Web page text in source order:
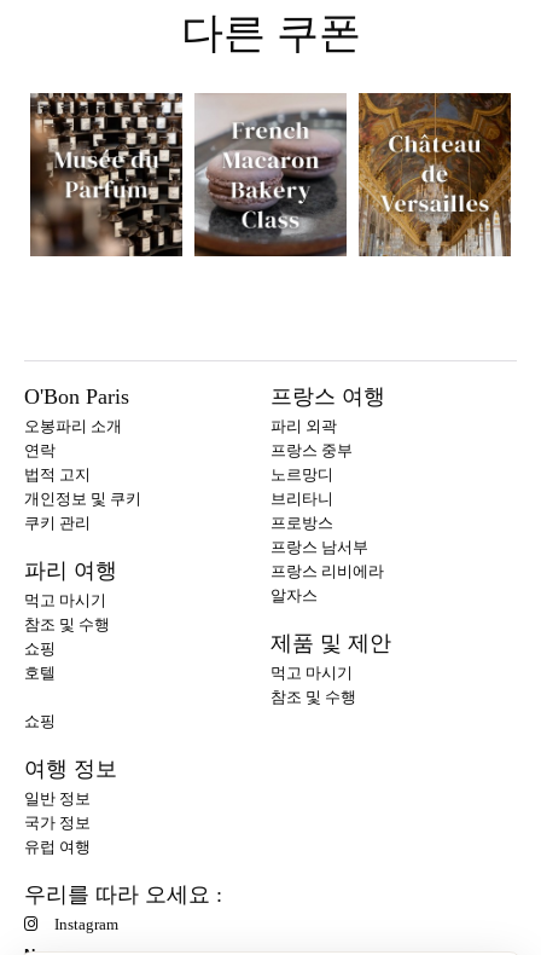
다른 쿠폰
O'Bon Paris
오봉파리 소개
연락
법적 고지
개인정보 및 쿠키
쿠키 관리
파리 여행
먹고 마시기
참조 및 수행
쇼핑
호텔
프랑스 여행
파리 외곽
프랑스 중부
노르망디
브리타니
프로방스
프랑스 남서부
프랑스 리비에라
알자스
제품 및 제안
먹고 마시기
참조 및 수행
쇼핑
여행 정보
일반 정보
국가 정보
유럽 여행
우리를 따라 오세요 :
Instagram